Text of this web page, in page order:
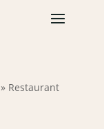
» Restaurant